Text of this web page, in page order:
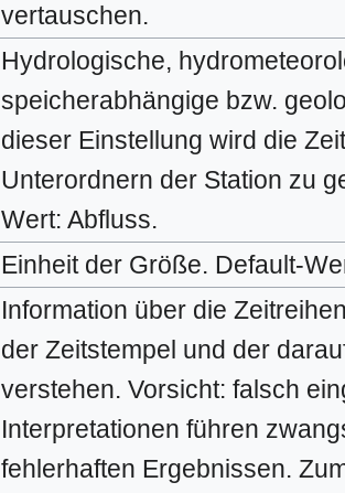
vertauschen.
Hydrologische,
speicherabhängige bzw.
dieser Einstellung wird die
Unterordnern der Station zu
Wert: Abfluss.
Einheit der Größe. Default-
Information über die
der Zeitstempel und der
verstehen. Vorsicht: falsch
Interpretationen führen
fehlerhaften Ergebnissen.